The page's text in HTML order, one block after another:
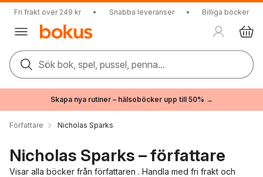
Fri frakt över 249 kr • Snabba leveranser • Billiga böcker
Sök bok, spel, pussel, penna...
Skapa nya rutiner – hälsoböcker upp till 50% →
Författare Nicholas Sparks
Nicholas Sparks – författare
Visar alla böcker från författaren . Handla med fri frakt och